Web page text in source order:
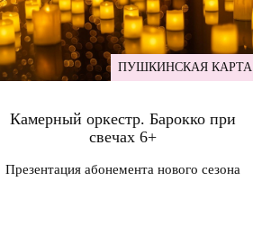
ПУШКИНСКАЯ КАРТА
Камерный оркестр. Барокко при
свечах 6+
Презентация абонемента нового сезона